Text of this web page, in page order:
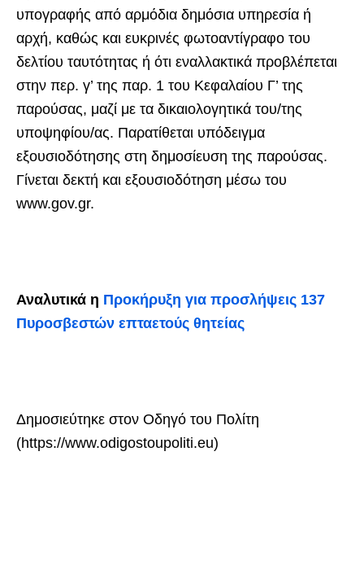
υπογραφής από αρμόδια δημόσια υπηρεσία ή
αρχή, καθώς και ευκρινές φωτοαντίγραφο του
δελτίου ταυτότητας ή ότι εναλλακτικά προβλέπεται
στην περ. γ’ της παρ. 1 του Κεφαλαίου Γ’ της
παρούσας, μαζί με τα δικαιολογητικά του/της
υποψηφίου/ας. Παρατίθεται υπόδειγμα
εξουσιοδότησης στη δημοσίευση της παρούσας.
Γίνεται δεκτή και εξουσιοδότηση μέσω του
www.gov.gr.
Αναλυτικά η Προκήρυξη για προσλήψεις 137
Πυροσβεστών επταετούς θητείας
Δημοσιεύτηκε στον Οδηγό του Πολίτη
(https://www.odigostoupoliti.eu)